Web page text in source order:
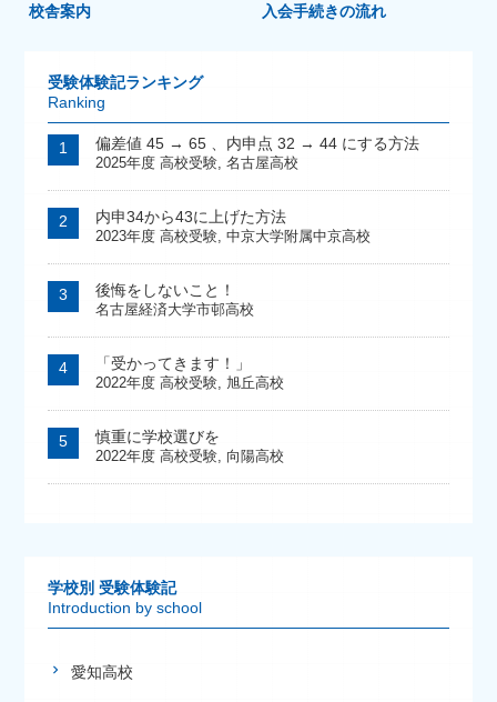
校舎案内 入会手続きの流れ
受験体験記ランキング
Ranking
偏差値 45 → 65 、内申点 32 → 44 にする方法
2025年度 高校受験, 名古屋高校
内申34から43に上げた方法
2023年度 高校受験, 中京大学附属中京高校
後悔をしないこと！
名古屋経済大学市邨高校
「受かってきます！」
2022年度 高校受験, 旭丘高校
慎重に学校選びを
2022年度 高校受験, 向陽高校
学校別 受験体験記
Introduction by school
愛知高校